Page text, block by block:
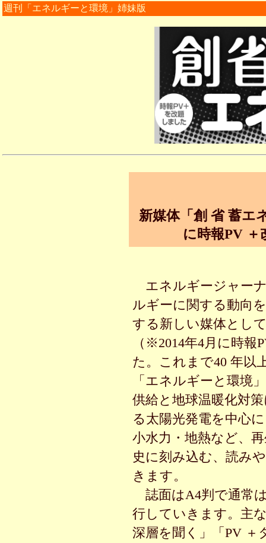
週刊「エネルギーと環境」姉妹版
新媒体「創 省 蓄エ
に時報PV ＋
エネルギージャー
ルギーに関する動向
する新しい媒体とし
（※2014年4月に時報
た。これまで40 年以
「エネルギーと環境
供給と地球温暖化対
る太陽光発電を中心
小水力・地熱など、
史に刻み込む、読み
きます。
誌面はA4判で通常
行していきます。主
深層を聞く」「 PV ＋